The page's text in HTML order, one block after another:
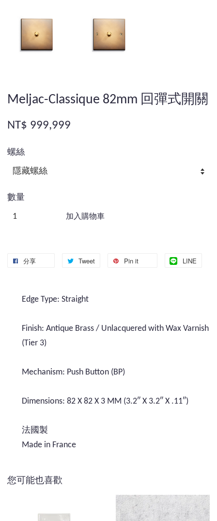
Meljac-Classique 82mm 回彈式開關
NT$ 999,999
螺絲
數量
加入購物車
分享 Tweet Pin it LINE
Edge Type: Straight
Finish: Antique Brass / Unlacquered with Wax Varnish
(Tier 3)
Mechanism: Push Button (BP)
Dimensions: 82 X 82 X 3 MM (3.2″ X 3.2″ X .11″)
法國製
Made in France
您可能也喜歡